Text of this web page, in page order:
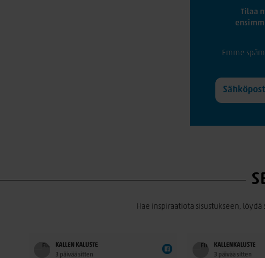
Tilaa
Emme
Hae inspiraatiota sisustukseen,
KALLEN KALUSTE
3 päivää sitten
KALLENKALUSTE
3 päivää sitten